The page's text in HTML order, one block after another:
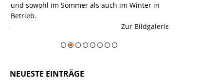
und sowohl im Sommer als auch im Winter in
Betrieb.
Zur Bildgalerie
NEUESTE EINTRÄGE